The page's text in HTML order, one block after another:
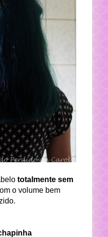
totalmente sem
o volume bem